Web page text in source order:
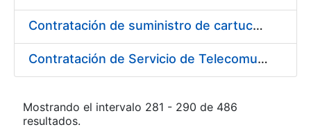
Contratación de suministro de cartuchos de tinta marca "EPSON"
Contratación de Servicio de Telecomunicaciones en la Fábrica Nacional de Moneda y Timbre-Real Casa de la Moneda
Mostrando el intervalo 281 - 290 de 486
resultados.